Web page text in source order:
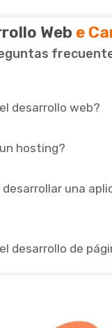
Web e
desarrollo web?
hosting?
desarrollar una
desarrollo de